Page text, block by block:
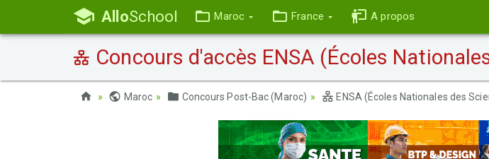
AlloSchool Maroc France A propos
Concours d'accès ENSA (Écoles
Maroc Concours Post-Bac (Maroc) ENSA (Écoles Nationales des